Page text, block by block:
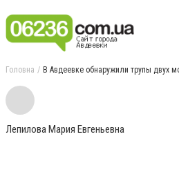
Головна В Авдеевке обнаружили трупы двух
Лепилова Мария Евгеньевна